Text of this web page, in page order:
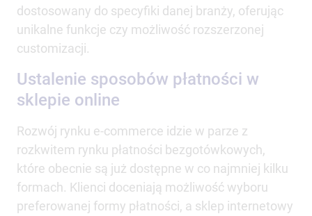
dostosowany do specyfiki danej branży, oferując
unikalne funkcje czy możliwość rozszerzonej
customizacji.
Ustalenie sposobów płatności w
sklepie online
Rozwój rynku e-commerce idzie w parze z
rozkwitem rynku płatności bezgotówkowych,
które obecnie są już dostępne w co najmniej kilku
formach. Klienci doceniają możliwość wyboru
preferowanej formy płatności, a sklep internetowy